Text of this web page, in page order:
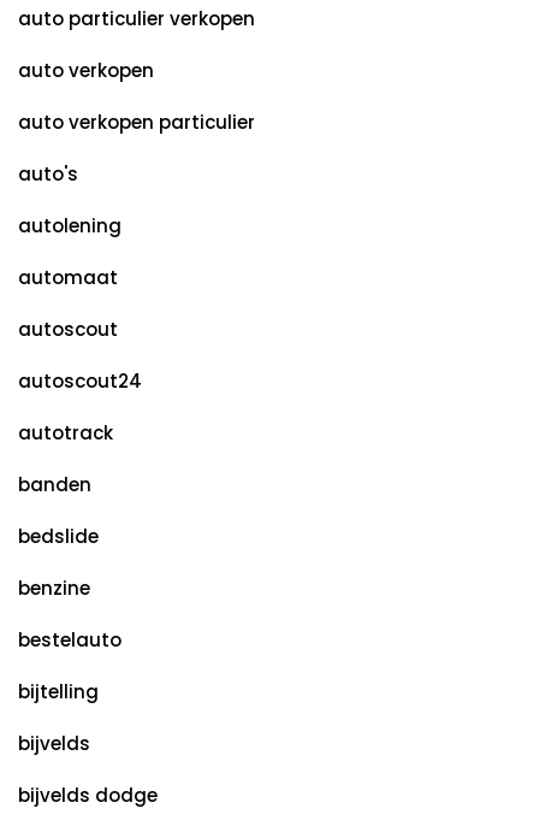
auto particulier verkopen
auto verkopen
auto verkopen particulier
auto's
autolening
automaat
autoscout
autoscout24
autotrack
banden
bedslide
benzine
bestelauto
bijtelling
bijvelds
bijvelds dodge